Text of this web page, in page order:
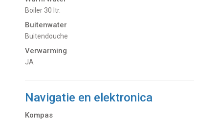
Boiler 30 ltr.
Buitenwater
buitendouche
Verwarming
JA
Navigatie en elektronica
Kompas